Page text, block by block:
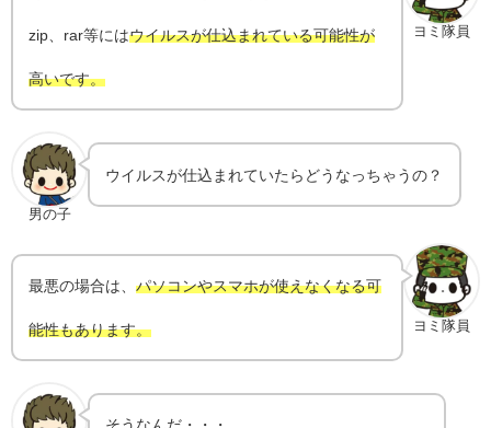
ヨミ隊員
zip、rar等にはウイルスが仕込まれている可能性が
高いです。
男の子
ウイルスが仕込まれていたらどうなっちゃうの？
ヨミ隊員
最悪の場合は、パソコンやスマホが使えなくなる可
能性もあります。